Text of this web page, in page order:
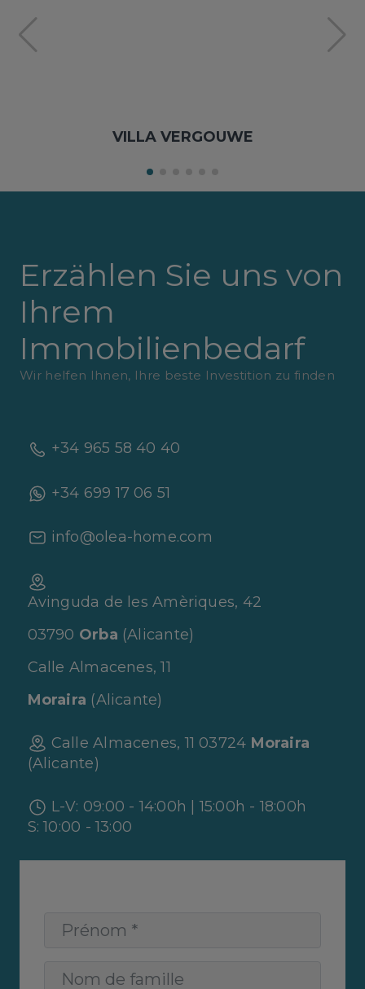
VILLA VERGOUWE
Erzählen Sie uns von
Ihrem
Immobilienbedarf
Wir helfen Ihnen, Ihre beste Investition zu finden
+34 965 58 40 40
+34 699 17 06 51
info@olea-home.com
Avinguda de les Amèriques, 42
03790 Orba (Alicante)
Calle Almacenes, 11
Moraira (Alicante)
Calle Almacenes, 11 03724 Moraira
(Alicante)
L-V: 09:00 - 14:00h | 15:00h - 18:00h
S: 10:00 - 13:00